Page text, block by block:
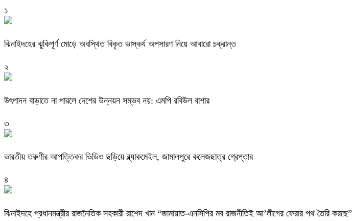
১
ঝিনাইদহের ঝুকিপূর্ণ মোড়ে অবস্থিত বিকৃত ভাস্কর্য অপসারণ নিয়ে আবারো চক্রান্ত
২
উৎপাদন বাড়াতে না পারলে দেশের উন্নয়ন সম্ভব নয়: এমপি রবিউল বাশার
৩
ভারতীয় তরুণীর আপত্তিকর ভিডিও ছড়িয়ে ব্ল্যাকমেইল, জামালপুরে কলেজছাত্র গ্রেপ্তার
৪
ঝিনাইদহে প্রধানমন্ত্রীর রাজনৈতিক সহকারী রাশেদ খান “জামায়াত-এনসিপির মব রাজনীতিই আ’লীগের ফেরার পথ তৈরি করছে”